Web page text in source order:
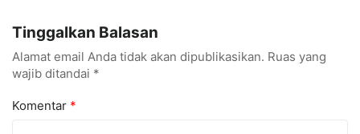
Tinggalkan Balasan
Alamat email Anda tidak akan dipublikasikan. Ruas yang
wajib ditandai *
Komentar *